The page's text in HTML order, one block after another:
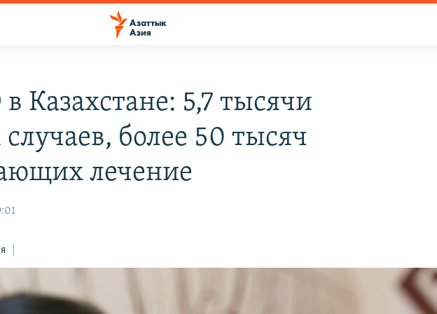
в Казахстане: 5,7 тысячи
более 50 тысяч
лечение